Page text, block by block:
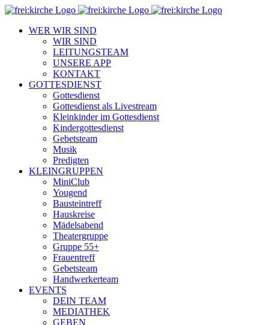
Zum
springenWER WIR SIND
WIR SIND
LEITUNGSTEAM
UNSERE APP
KONTAKT
GOTTESDIENST
Gottesdienst
Gottesdienst als Livestream
Kleinkinder im Gottesdienst
Kindergottesdienst
Gebetsteam
Musik
Predigten
KLEINGRUPPEN
MiniClub
Yougend
Bausteintreff
Hauskreise
Mädelsabend
Theatergruppe
Gruppe 55+
Frauentreff
Gebetsteam
Handwerkerteam
EVENTS
DEIN TEAM
MEDIATHEK
GEBEN